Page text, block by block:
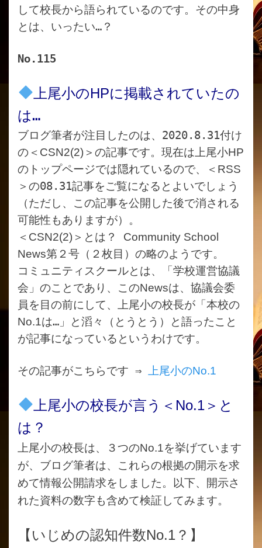
して校長から語られているのです。その中身
とは、いったい…？
No.115
上尾小のHPに掲載されていたの
は…
ブログ筆者が注目したのは、2020.8.31付け
の＜ CSN2(2) ＞の記事です。現在は上尾小HP
のトップページでは隠れているので、＜ RSS
＞の08.31記事をご覧になるとよいでしょう
（ただし、この記事を公開した後で消される
可能性もありますが）。
＜ CSN2(2) ＞とは？ Community School
News第２号（２枚目） の略のようです。
コミュニティスクールとは、「学校運営協議
会」のことであり、このNewsは、協議会委
員を目の前にして、上尾小の校長が「本校の
No.1は…」と滔々（とうとう）と語ったこと
が記事になっているというわけです。
その記事がこちらです ⇒ 上尾小のNo.1
上尾小の校長が言う＜ No.1 ＞と
は？
上尾小の校長は、３つのNo.1を挙げています
が、 ブログ筆者は、これらの根拠の開示を求
めて情報公開請求をしました。以下、開示さ
れた資料の数字も含めて検証してみます。
【いじめの認知件数No.1？ 】